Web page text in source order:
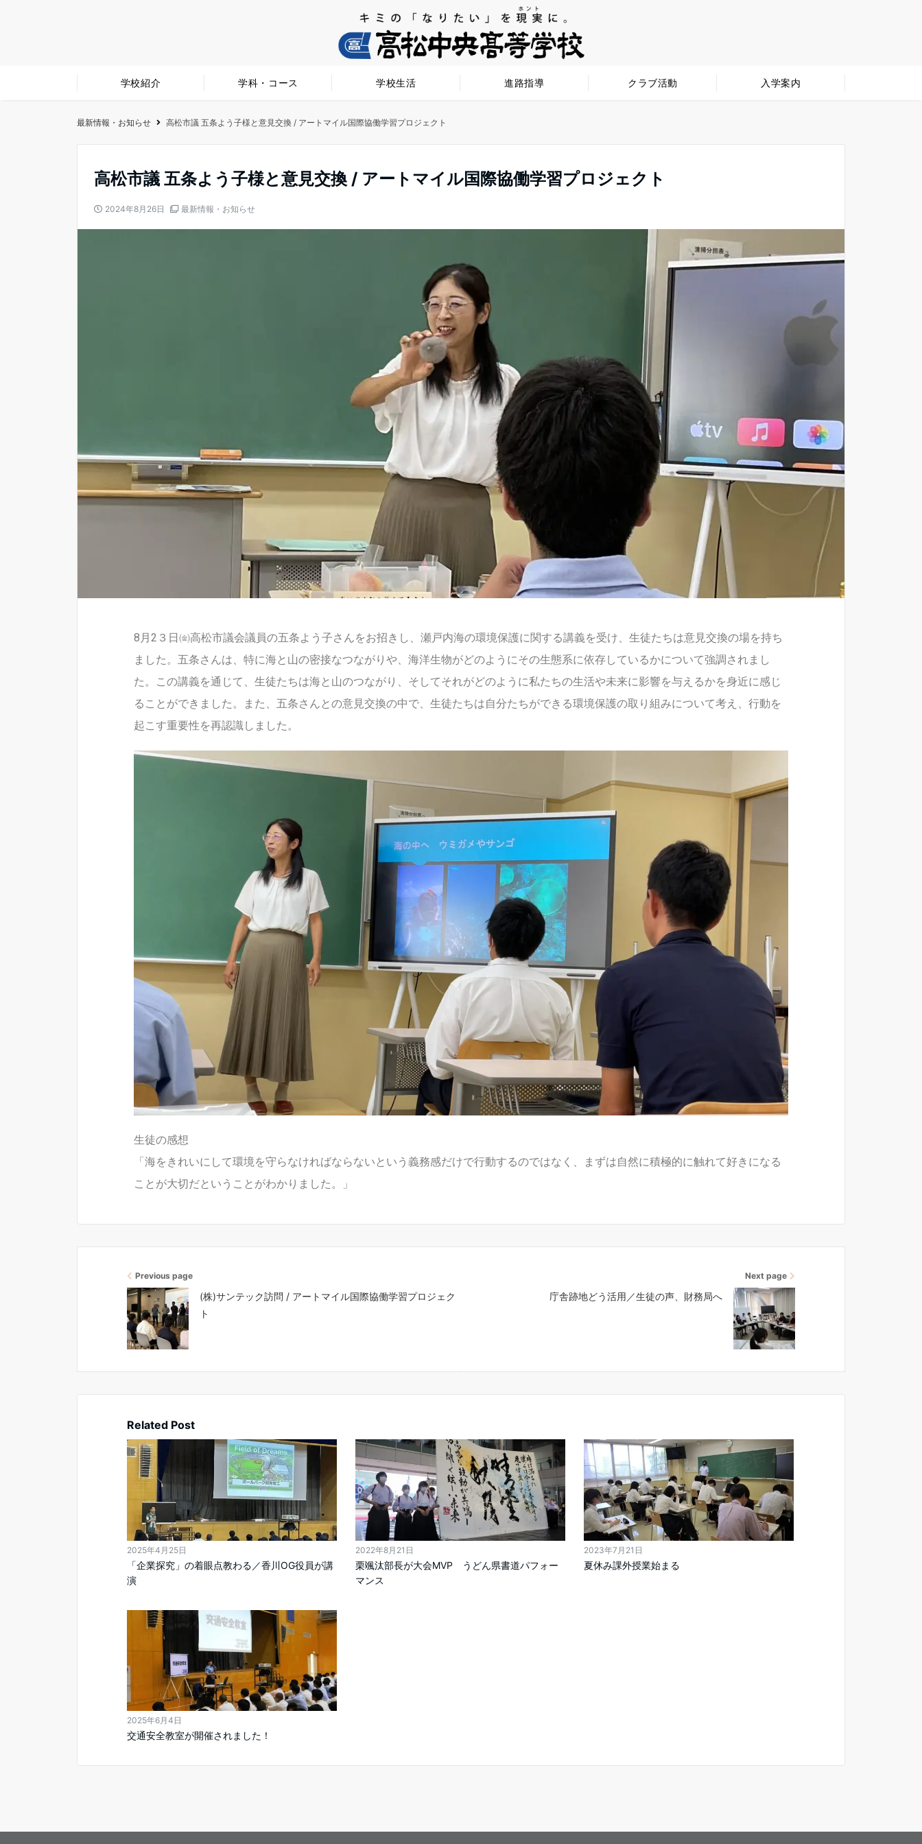
学校紹介 学科・コース 学校生活 進路指導 クラブ活動 入学案内
最新情報・お知らせ 高松市議 五条よう子様と意見交換 / アートマイル国際協働学習プロジェクト
高松市議 五条よう子様と意見交換 / アートマイル国際協働学習プロジェクト
2024年8月26日 最新情報・お知らせ
8月2３日㈮高松市議会議員の五条よう子さんをお招きし、瀬戸内海の環境保護に関する講義を受け、生徒たちは意見交換の場を持ち
ました。五条さんは、特に海と山の密接なつながりや、海洋生物がどのようにその生態系に依存しているかについて強調されまし
た。この講義を通じて、生徒たちは海と山のつながり、そしてそれがどのように私たちの生活や未来に影響を与えるかを身近に感じ
ることができました。また、五条さんとの意見交換の中で、生徒たちは自分たちができる環境保護の取り組みについて考え、行動を
起こす重要性を再認識しました。
生徒の感想
「海をきれいにして環境を守らなければならないという義務感だけで行動するのではなく、まずは自然に積極的に触れて好きになる
ことが大切だということがわかりました。」
Previous page
(株)サンテック訪問 / アートマイル国際協働学習プロジェク
ト
Next page
庁舎跡地どう活用／生徒の声、財務局へ
Related Post
2025年4月25日
「企業探究」の着眼点教わる／香川OG役員が講
演
2022年8月21日
栗颯汰部長が大会MVP うどん県書道パフォー
マンス
2023年7月21日
夏休み課外授業始まる
2025年6月4日
交通安全教室が開催されました！